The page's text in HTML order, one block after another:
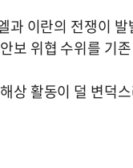
과 이란의 전쟁이
보 위협 수위를
상 활동이 덜 변덕